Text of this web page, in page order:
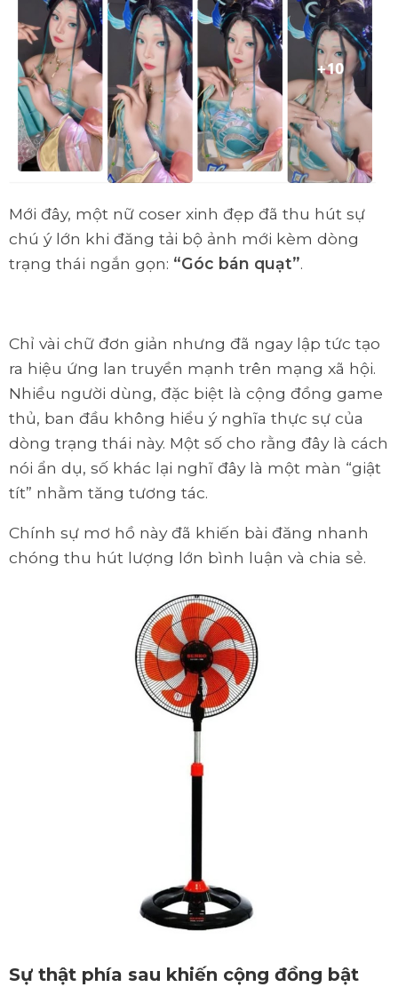
Mới đây, một nữ coser xinh đẹp đã thu hút sự
chú ý lớn khi đăng tải bộ ảnh mới kèm dòng
trạng thái ngắn gọn: “Góc bán quạt”.
Chỉ vài chữ đơn giản nhưng đã ngay lập tức tạo
ra hiệu ứng lan truyền mạnh trên mạng xã hội.
Nhiều người dùng, đặc biệt là cộng đồng game
thủ, ban đầu không hiểu ý nghĩa thực sự của
dòng trạng thái này. Một số cho rằng đây là cách
nói ẩn dụ, số khác lại nghĩ đây là một màn “giật
tít” nhằm tăng tương tác.
Chính sự mơ hồ này đã khiến bài đăng nhanh
chóng thu hút lượng lớn bình luận và chia sẻ.
Sự thật phía sau khiến cộng đồng bật